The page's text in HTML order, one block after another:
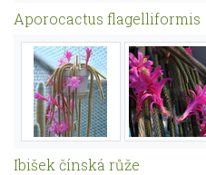
Aporocactus flagelliformis
Ibišek čínská růže